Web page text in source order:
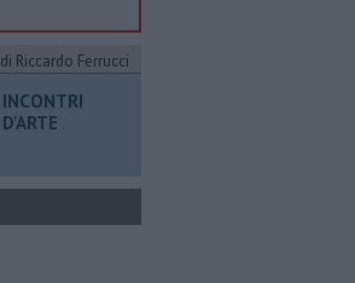
di Riccardo Ferrucci
INCONTRI
D'ARTE